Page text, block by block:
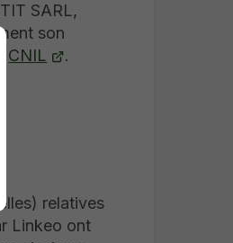
SARL,
son
CNIL .
relatives
Linkeo ont